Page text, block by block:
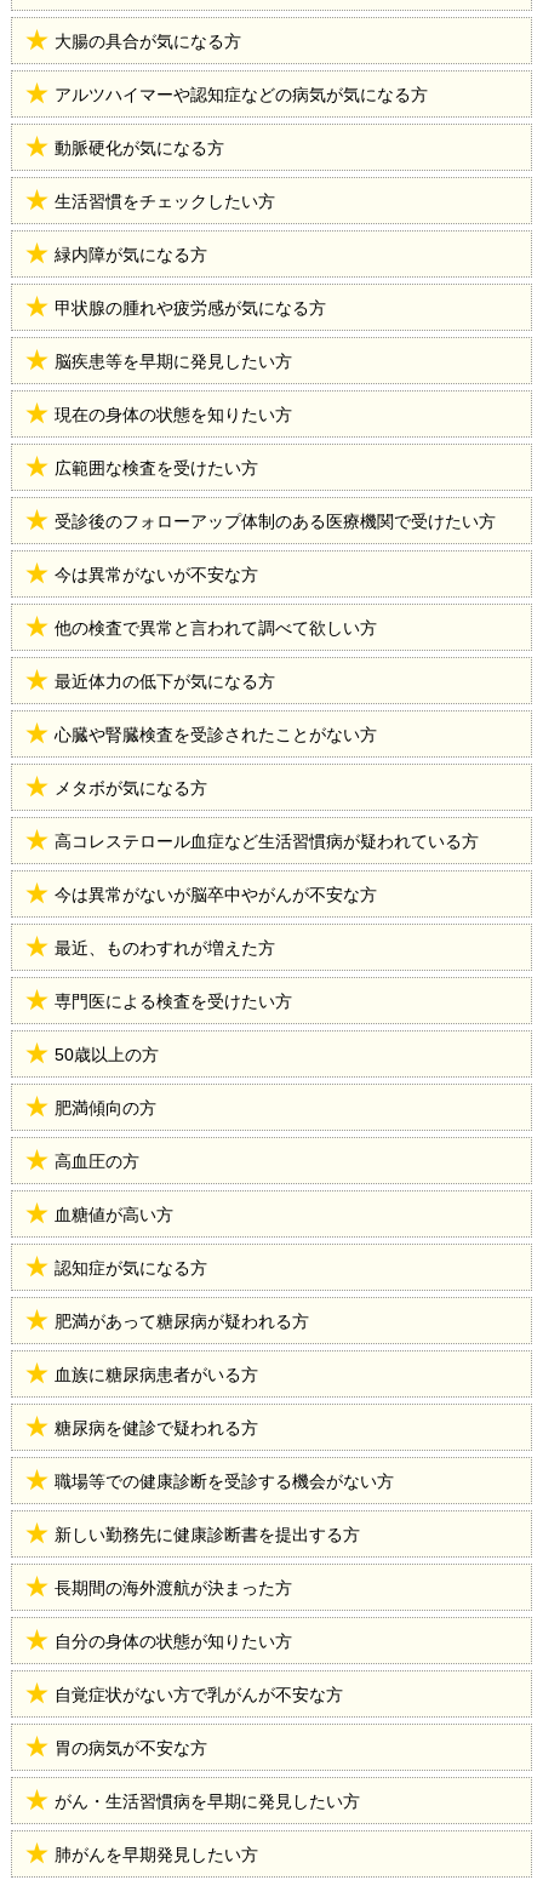
大腸の具合が気になる方
アルツハイマーや認知症などの病気が気になる方
動脈硬化が気になる方
生活習慣をチェックしたい方
緑内障が気になる方
甲状腺の腫れや疲労感が気になる方
脳疾患等を早期に発見したい方
現在の身体の状態を知りたい方
広範囲な検査を受けたい方
受診後のフォローアップ体制のある医療機関で受けたい方
今は異常がないが不安な方
他の検査で異常と言われて調べて欲しい方
最近体力の低下が気になる方
心臓や腎臓検査を受診されたことがない方
メタボが気になる方
高コレステロール血症など生活習慣病が疑われている方
今は異常がないが脳卒中やがんが不安な方
最近、ものわすれが増えた方
専門医による検査を受けたい方
50歳以上の方
肥満傾向の方
高血圧の方
血糖値が高い方
認知症が気になる方
肥満があって糖尿病が疑われる方
血族に糖尿病患者がいる方
糖尿病を健診で疑われる方
職場等での健康診断を受診する機会がない方
新しい勤務先に健康診断書を提出する方
長期間の海外渡航が決まった方
自分の身体の状態が知りたい方
自覚症状がない方で乳がんが不安な方
胃の病気が不安な方
がん・生活習慣病を早期に発見したい方
肺がんを早期発見したい方